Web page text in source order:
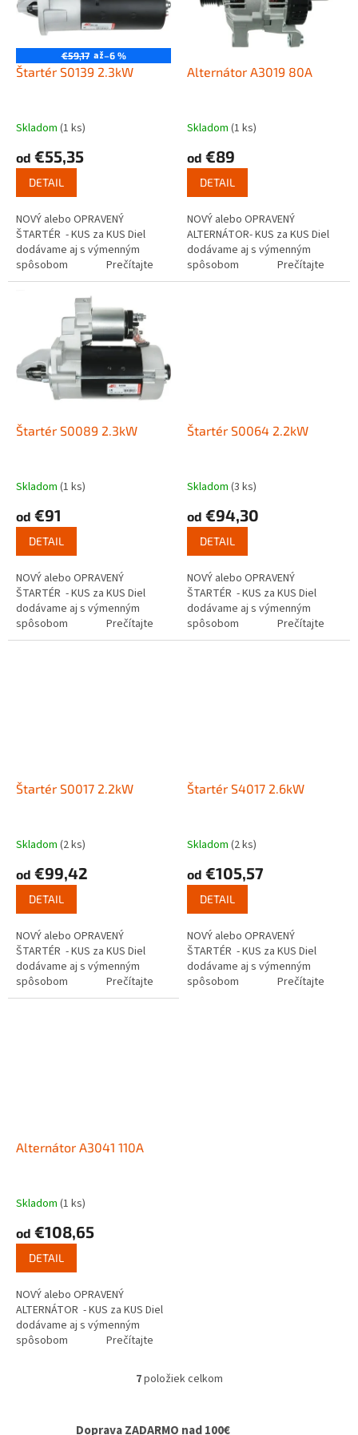
€59,17 až–6 %
Štartér S0139 2.3kW
Skladom (1 ks)
od €55,35
DETAIL
NOVÝ alebo OPRAVENÝ
ŠTARTÉR - KUS za KUS Diel
dodávame aj s výmenným
spôsobom Prečítajte
si ako funguje...
Alternátor A3019 80A
Skladom (1 ks)
od €89
DETAIL
NOVÝ alebo OPRAVENÝ
ALTERNÁTOR- KUS za KUS Diel
dodávame aj s výmenným
spôsobom Prečítajte
si ako funguje...
Štartér S0089 2.3kW
Skladom (1 ks)
od €91
DETAIL
NOVÝ alebo OPRAVENÝ
ŠTARTÉR - KUS za KUS Diel
dodávame aj s výmenným
spôsobom Prečítajte
si ako funguje...
Štartér S0064 2.2kW
Skladom (3 ks)
od €94,30
DETAIL
NOVÝ alebo OPRAVENÝ
ŠTARTÉR - KUS za KUS Diel
dodávame aj s výmenným
spôsobom Prečítajte
si ako funguje...
Štartér S0017 2.2kW
Skladom (2 ks)
od €99,42
DETAIL
NOVÝ alebo OPRAVENÝ
ŠTARTÉR - KUS za KUS Diel
dodávame aj s výmenným
spôsobom Prečítajte
si ako funguje...
Štartér S4017 2.6kW
Skladom (2 ks)
od €105,57
DETAIL
NOVÝ alebo OPRAVENÝ
ŠTARTÉR - KUS za KUS Diel
dodávame aj s výmenným
spôsobom Prečítajte
Alternátor A3041 110A
Skladom (1 ks)
od €108,65
DETAIL
NOVÝ alebo OPRAVENÝ
ALTERNÁTOR - KUS za KUS Diel
dodávame aj s výmenným
spôsobom Prečítajte
O
á
7položiek celkom
Doprava ZADARMO nad 100€